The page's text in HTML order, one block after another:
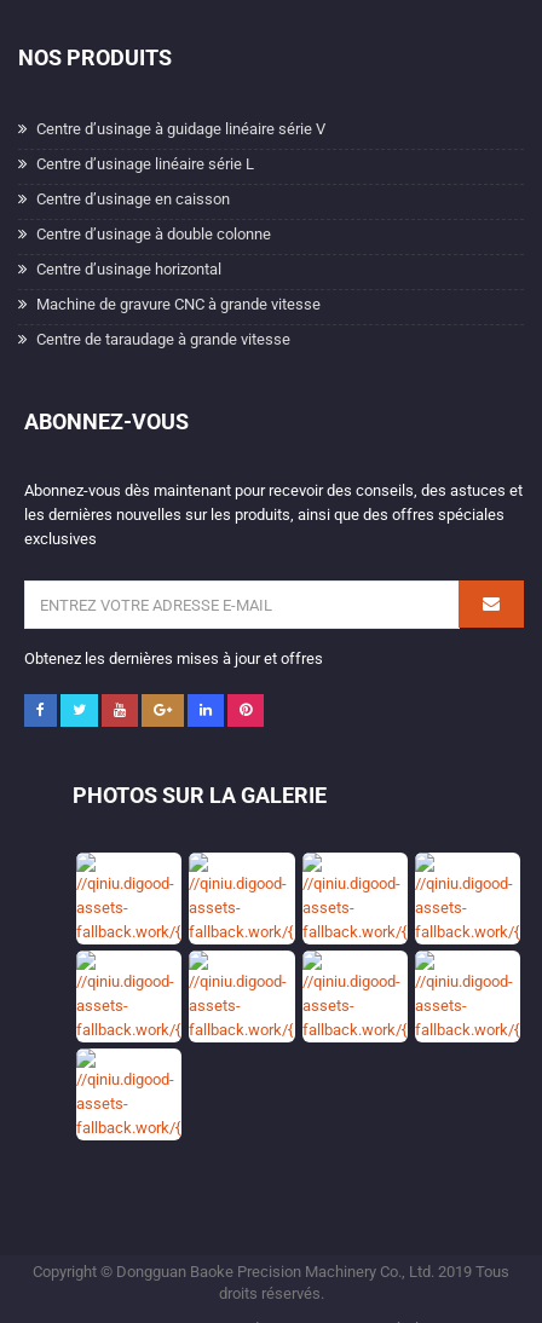
NOS PRODUITS
Centre d’usinage à guidage linéaire série V
Centre d’usinage linéaire série L
Centre d’usinage en caisson
Centre d’usinage à double colonne
Centre d’usinage horizontal
Machine de gravure CNC à grande vitesse
Centre de taraudage à grande vitesse
ABONNEZ-VOUS
Abonnez-vous dès maintenant pour recevoir des conseils, des astuces et
les dernières nouvelles sur les produits, ainsi que des offres spéciales
exclusives
Obtenez les dernières mises à jour et offres
PHOTOS SUR LA GALERIE
Copyright © Dongguan Baoke Precision Machinery Co., Ltd. 2019 Tous
droits réservés.